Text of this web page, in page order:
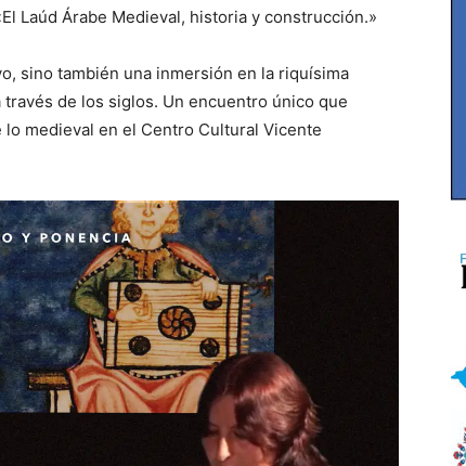
Laúd Árabe Medieval, historia y construcción.»
sino también una inmersión en la riquísima
de los siglos. Un encuentro único que
medieval en el Centro Cultural Vicente